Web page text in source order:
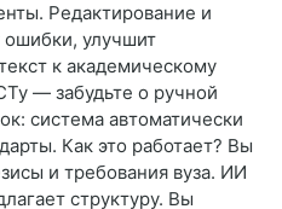
Редактирование и
улучшит
к академическому
— забудьте о ручной
система автоматически
Как это работает? Вы
и требования вуза. ИИ
структуру. Вы